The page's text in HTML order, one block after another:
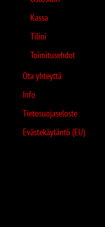
Kassa
Tilini
Toimitusehdot
Ota yhteyttä
Info
Tietosuojaseloste
Evästekäytäntö (EU)